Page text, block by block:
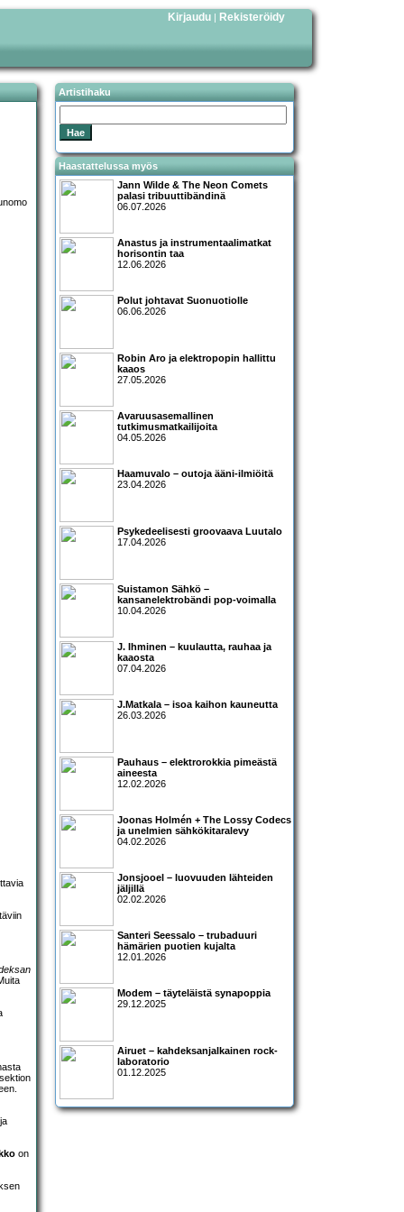
Kirjaudu | Rekisteröidy
on
Artistihaku
Haastattelussa myös
Jann Wilde & The Neon Comets
palasi tribuuttibändinä
06.07.2026
Anastus ja instrumentaalimatkat
horisontin taa
12.06.2026
Polut johtavat Suonuotiolle
06.06.2026
Robin Aro ja elektropopin hallittu
kaaos
27.05.2026
Avaruusasemallinen
tutkimusmatkailijoita
04.05.2026
Haamuvalo – outoja ääni-ilmiöitä
23.04.2026
Psykedeelisesti groovaava Luutalo
17.04.2026
Suistamon Sähkö –
kansanelektrobändi pop-voimalla
10.04.2026
J. Ihminen – kuulautta, rauhaa ja
kaaosta
07.04.2026
J.Matkala – isoa kaihon kauneutta
26.03.2026
Pauhaus – elektrorokkia pimeästä
aineesta
12.02.2026
Joonas Holmén + The Lossy Codecs
ja unelmien sähkökitaralevy
04.02.2026
Jonsjooel – luovuuden lähteiden
jäljillä
02.02.2026
Santeri Seessalo – trubaduuri
hämärien puotien kujalta
12.01.2026
Modem – täyteläistä synapoppia
29.12.2025
Airuet – kahdeksanjalkainen rock-
laboratorio
01.12.2025